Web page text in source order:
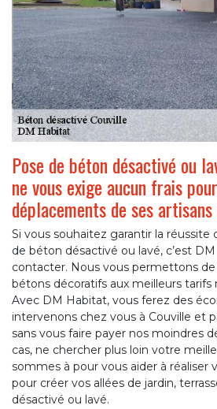
Pose de béton désactivé ou
ne vous exige aucun frais
déplacements de ses
Si vous souhaitez garantir la réussite
de béton désactivé ou lavé, c’est
contacter. Nous vous permettons de
bétons décoratifs aux meilleurs tarifs
Avec DM Habitat, vous ferez des
intervenons chez vous à Couville et
sans vous faire payer nos moindres
cas, ne chercher plus loin votre
sommes à pour vous aider à réaliser
pour créer vos allées de jardin,
désactivé ou lavé.